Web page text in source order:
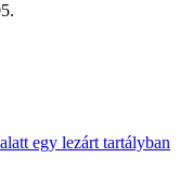
egy lezárt tartályban